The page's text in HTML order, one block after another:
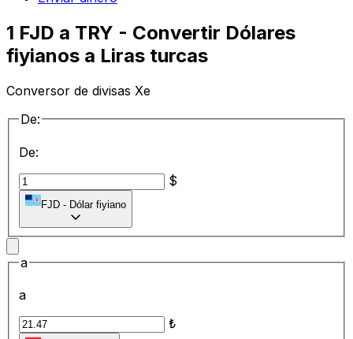
1 FJD a TRY - Convertir Dólares
fiyianos a Liras turcas
Conversor de divisas Xe
De:
De:
$
FJD - Dólar fiyiano
a
a
₺